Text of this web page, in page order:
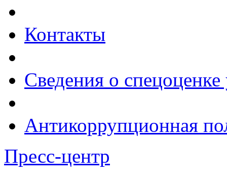
Контакты
Сведения о
Антикоррупционная
Пресс-центр